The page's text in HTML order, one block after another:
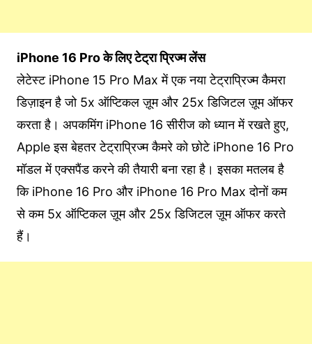
iPhone 16 Pro के लिए टेट्रा प्रिज्म लेंस
लेटेस्ट iPhone 15 Pro Max में एक नया टेट्राप्रिज्म कैमरा
डिज़ाइन है जो 5x ऑप्टिकल ज़ूम और 25x डिजिटल ज़ूम ऑफर
करता है। अपकमिंग iPhone 16 सीरीज को ध्यान में रखते हुए,
Apple इस बेहतर टेट्राप्रिज्म कैमरे को छोटे iPhone 16 Pro
मॉडल में एक्सपैंड करने की तैयारी बना रहा है। इसका मतलब है
कि iPhone 16 Pro और iPhone 16 Pro Max दोनों कम
से कम 5x ऑप्टिकल ज़ूम और 25x डिजिटल ज़ूम ऑफर करते
हैं।